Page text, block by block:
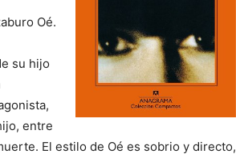
Oé.
su hijo
entre
El estilo de Oé es sobrio y directo,